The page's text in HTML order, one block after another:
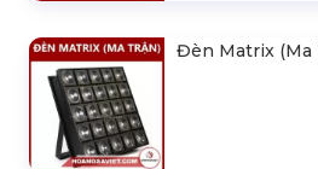
Đèn Matrix (Ma